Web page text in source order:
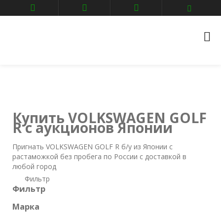
Главная
Авто аукционы
Купить VOLKSWAGEN GOLF
R с аукционов Японии
Пригнать VOLKSWAGEN GOLF R б/у из Японии с
растаможкой без пробега по России с доставкой в
любой город
Фильтр
Фильтр
Марка